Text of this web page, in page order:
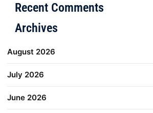
Recent Comments
Archives
August 2026
July 2026
June 2026